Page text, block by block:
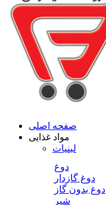
صفحه اصلی
مواد غذایی
لبنیات
دوغ
دوغ گازدار
دوغ بدون گاز
شیر